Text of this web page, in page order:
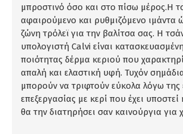
μπροστινό όσο και στο πίσω μέρος.H
αφαιρούμενο και ρυθμιζόμενο ιμάντα
ζώνη τρόλεϊ για την βαλίτσα σας. Η
υπολογιστή Calvi είναι
ποιότητας δέρμα κεριού που
απαλή και ελαστική υφή. Τυχόν
μπορούν να τριφτούν εύκολα λόγω της
επεξεργασίας με κερί που έχει
θα την διατηρήσει σαν καινούργια για